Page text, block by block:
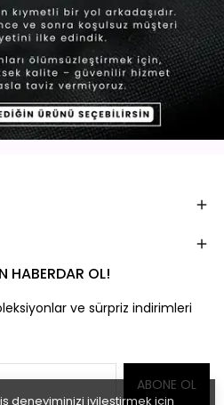
deneyiminizi iyileştirmek için
HABERDAR OL!
ve sürpriz indirimleri
ABONE OL